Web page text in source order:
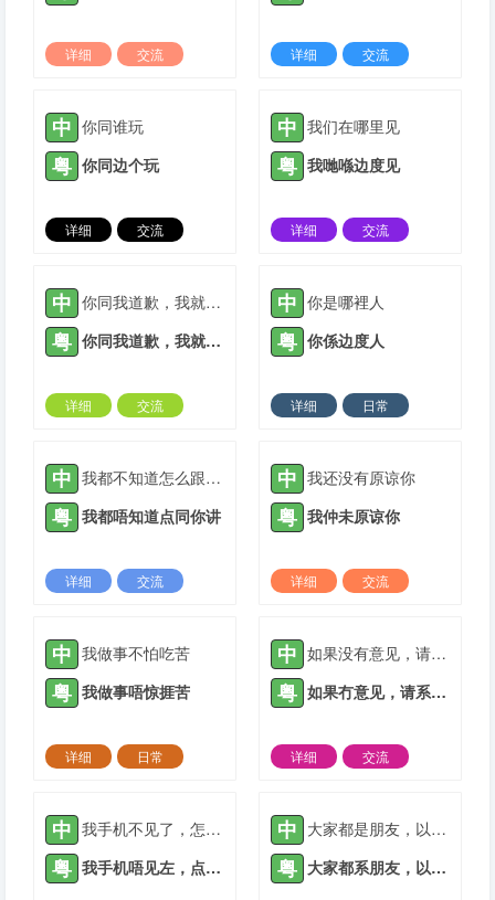
详细
交流
详细
交流
中 你同谁玩
粤 你同边个玩
详细
交流
中 我们在哪里见
粤 我哋喺边度见
详细
交流
中 你同我道歉，我就原谅你
粤 你同我道歉，我就原谅你
详细
交流
中 你是哪裡人
粤 你係边度人
详细
日常
中 我都不知道怎么跟你说
粤 我都唔知道点同你讲
详细
交流
中 我还没有原谅你
粤 我仲未原谅你
详细
交流
中 我做事不怕吃苦
粤 我做事唔惊捱苦
详细
日常
中 如果没有意见，请在这里签字。
粤 如果冇意见，请系呢度签字。
详细
交流
中 我手机不见了，怎么办？
粤 我手机唔见左，点算啊？
中 大家都是朋友，以后相互关照。
粤 大家都系朋友，以后相互关照。